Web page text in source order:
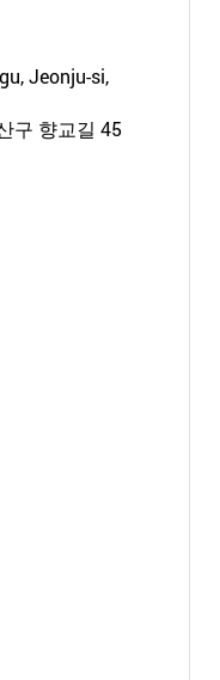
Jeonju-si,
구 향교길 45